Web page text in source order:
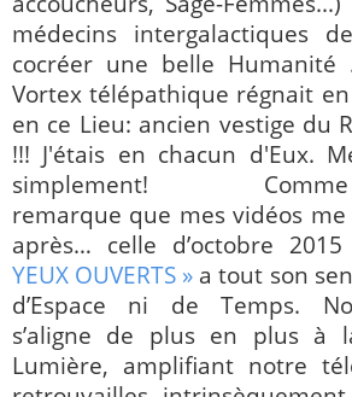
médecins intergalactiques
cocréer une belle Humanité
Vortex télépathique régnait en
en ce Lieu: ancien vestige du
!!! J'étais en chacun d'Eux.
simplement!
remarque que mes vidéos
après… celle d’octobre 2015
YEUX OUVERTS » a tout son
d’Espace ni de Temps.
s’aligne de plus en plus à
Lumière, amplifiant notre